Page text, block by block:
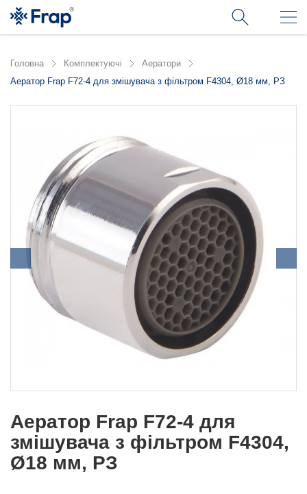
Головна Комплектуючі
Аератори
Аератор Frap F72-4 для змішувача з фільтром F4304, Ø18 мм, РЗ
Аератор Frap F72-4 для
змішувача з фільтром F4304,
Ø18 мм, РЗ